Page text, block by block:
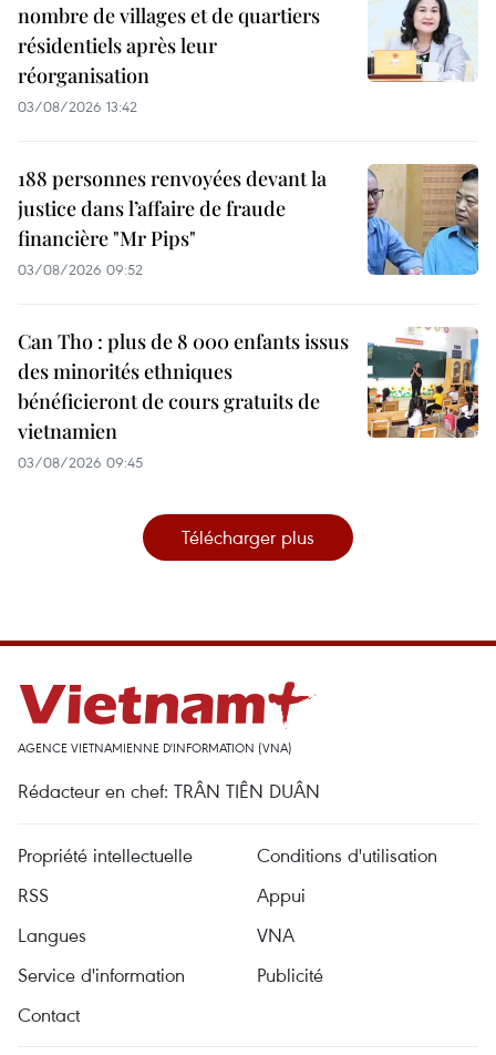
nombre de villages et de quartiers
résidentiels après leur
réorganisation
03/08/2026 13:42
188 personnes renvoyées devant la
justice dans l’affaire de fraude
financière "Mr Pips"
03/08/2026 09:52
Can Tho : plus de 8 000 enfants issus
des minorités ethniques
bénéficieront de cours gratuits de
vietnamien
03/08/2026 09:45
Télécharger plus
AGENCE VIETNAMIENNE D'INFORMATION (VNA)
Rédacteur en chef: TRÂN TIÊN DUÂN
Propriété intellectuelle
Conditions d'utilisation
RSS
Appui
Langues
VNA
Service d'information
Publicité
Contact